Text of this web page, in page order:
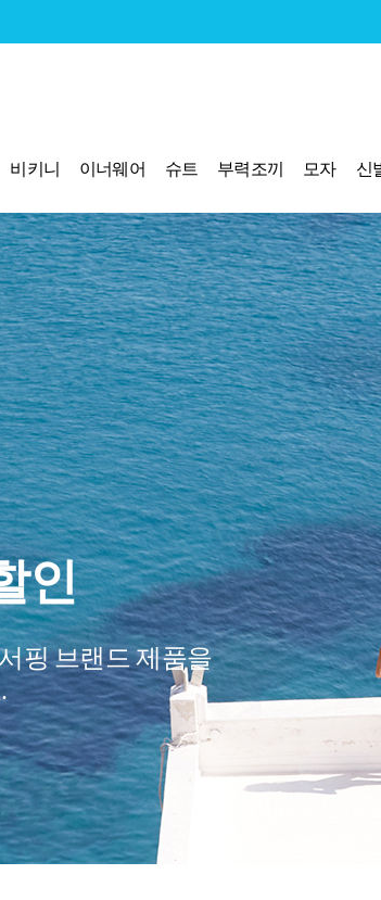
비키니 이너웨어 슈트 부력조끼 모자 신
수품